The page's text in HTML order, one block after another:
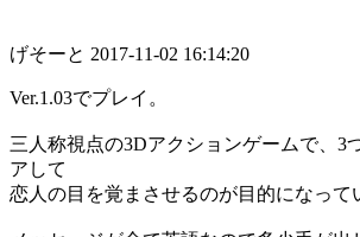
げそーと 2017-11-02 16:14:20
Ver.1.03でプレイ。
三人称視点の3Dアクションゲームで、3
アして
恋人の目を覚まさせるのが目的になって